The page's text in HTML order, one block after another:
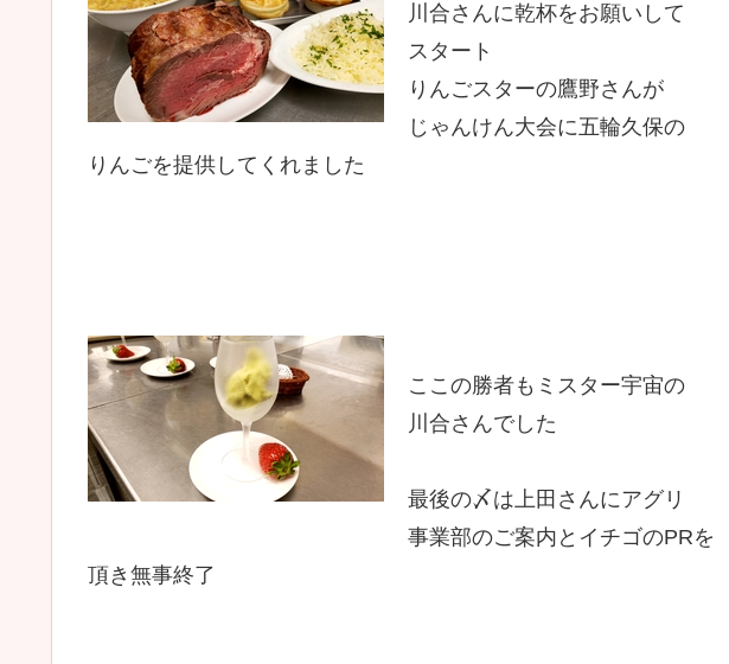
川合さんに乾杯をお願いして
スタート
りんごスターの鷹野さんが
じゃんけん大会に五輪久保の
りんごを提供してくれました
ここの勝者もミスター宇宙の
川合さんでした
最後の〆は上田さんにアグリ
事業部のご案内とイチゴのPRを
頂き無事終了